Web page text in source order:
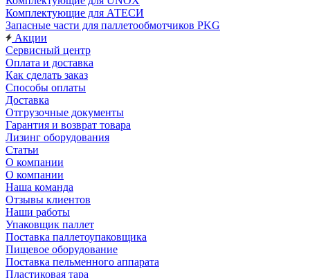
Комплектующие для АТЕСИ
Запасные части для паллетообмотчиков PKG
Акции
Сервисный центр
Оплата и доставка
Как сделать заказ
Способы оплаты
Доставка
Отгрузочные документы
Гарантия и возврат товара
Лизинг оборудования
Статьи
О компании
О компании
Наша команда
Отзывы клиентов
Наши работы
Упаковщик паллет
Поставка паллетоупаковщика
Пищевое оборудование
Поставка пельменного аппарата
Пластиковая тара